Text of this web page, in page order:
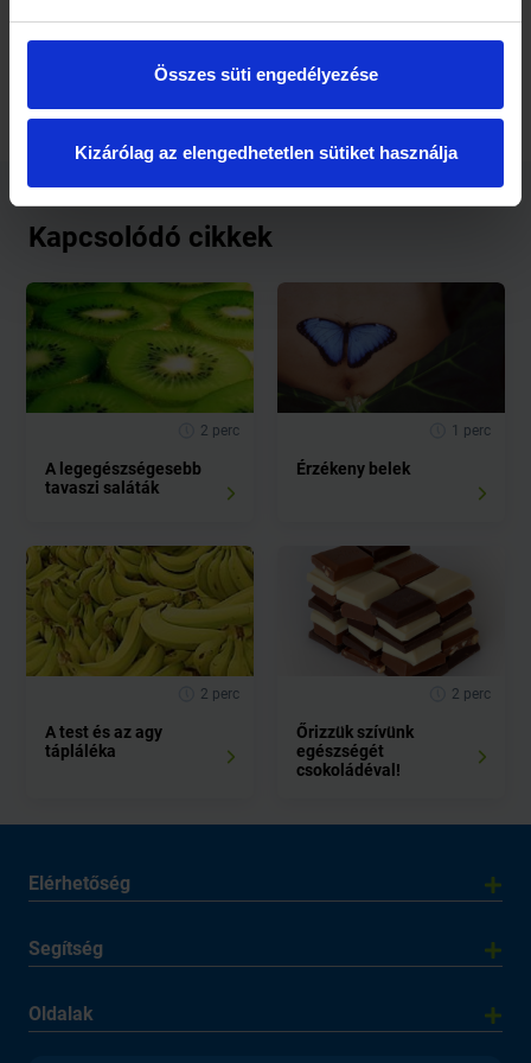
Összes süti engedélyezése
Kizárólag az elengedhetetlen sütiket használja
majd sötétben hagyjuk érlelni 1 héten át. Ezt követően
ánizsolajjal történő kenegetése serkentőleg hat.
Kapcsolódó cikkek
2 perc
A legegészségesebb
tavaszi saláták
1 perc
Érzékeny belek
2 perc
A test és az agy
tápláléka
2 perc
Őrizzük szívünk
egészségét
csokoládéval!
Elérhetőség
Segítség
Oldalak